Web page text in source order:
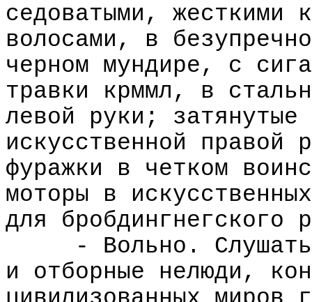
седоватыми, жесткими
волосами, в
черном мундире, с
травки крммл, в
левой руки; затянутые
искусственной правой
фуражки в четком
моторы в
для бробдингнегского
- Вольно.
и отборные нелюди,